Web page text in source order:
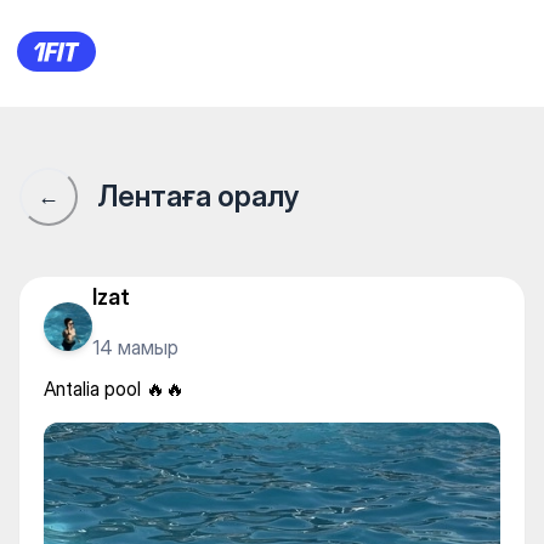
Antalia pool 🔥🔥
← Лентаға оралу
Izat
14 мамыр
Antalia pool 🔥🔥